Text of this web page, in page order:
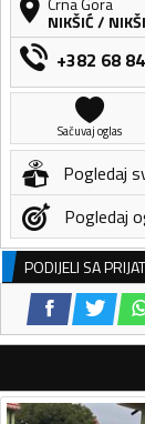
NIKŠIĆ/
+382 68
Sačuvaj oglas
Pogledaj
Pogledaj
PODIJELI SA